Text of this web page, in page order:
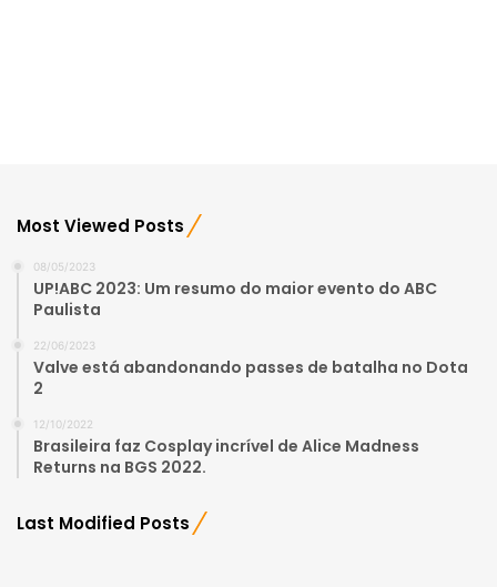
Most Viewed Posts
08/05/2023
UP!ABC 2023: Um resumo do maior evento do ABC
Paulista
22/06/2023
Valve está abandonando passes de batalha no Dota
2
12/10/2022
Brasileira faz Cosplay incrível de Alice Madness
Returns na BGS 2022.
Last Modified Posts